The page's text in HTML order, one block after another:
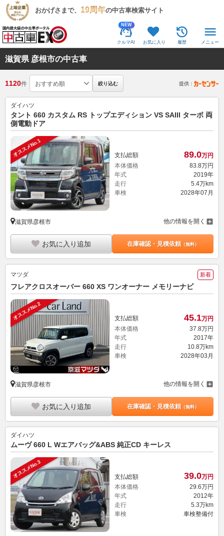
おかげさまで、 19周年の中古車検索サイト
NEW
クルマAI お気に入り 履歴 メニュー
滋賀県 彦根市の中古車
1120件 絞り込む 提供：
ダイハツ
タント 660 カスタム RS トップエディション VS SAIII ターボ 両
側電動ドア
オススメNo.1 支払総額 89.0万円
本体価格
83.8万円
年式
2019年
走行
5.4万km
車検
2028年07月
滋賀県彦根市 他の情報を開く
お気に入り追加 在庫確認・見積依頼（無料）
マツダ 新着
フレアクロスオーバー 660 XS ワンオーナー メモリーナビ
オススメNo.2 支払総額 45.1万円
本体価格
37. 8万円
年式
2017年
走行
10.8万km
車検
2028年03月
滋賀県彦根市 他の情報を開く
お気に入り追加 在庫確認・見積依頼（無料）
ダイハツ
ムーヴ 660 L Wエアバッグ&ABS 純正CD キーレス
オススメNo.3 支払総額 39.0万円
本体価格
29.6万円
年式
2012年
走行
5.3万km
車検
車検整備付